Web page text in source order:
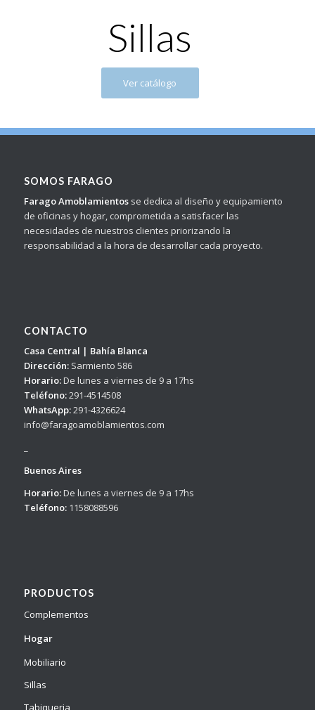
Sillas
Ver catálogo
SOMOS FARAGO
Farago Amoblamientosse dedica al diseño y equipamiento
de oficinas y hogar, comprometida a satisfacer las
necesidades de nuestros clientes priorizando la
responsabilidad a la hora de desarrollar cada proyecto.
CONTACTO
Casa Central | Bahía Blanca
Dirección:Sarmiento 586
Horario:De lunes a viernes de 9 a 17hs
Teléfono:291-4514508
WhatsApp:291-4326624
info@faragoamoblamientos.com
Buenos Aires
Horario:De lunes a viernes de 9 a 17hs
Teléfono:1158088596
PRODUCTOS
Complementos
Hogar
Mobiliario
Sillas
Tabiqueria